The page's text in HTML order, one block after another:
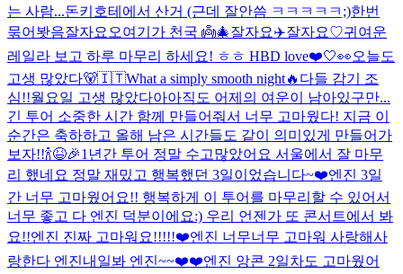
는 사람...돈키호테에서 산거 (근데 잘안씀 ㅋㅋㅋㅋㅋ;)한번
묶어봣음잘자요오여기가 천국 👼🎄잘자요✈️잘자요♡귀여운
레일라 보고 하루 마무리 하세요! ㅎㅎ HBD love❤️🤍👀오늘도
고생 많았다🐻🇮🇹What a simply smooth night🔥 다들 감기 조
심!!월요일 고생 많았다아아직도 어제의 여운이 남아있구만...
긴 투어 소중한 시간 함께 만들어줘서 너무 고마웠다! 지금 이
순간은 축하하고 올해 남은 시간들도 같이 의미있게 만들어가
보자!!🍾😆🎉1년간 투어 정말 수고많았어요 서울에서 잘 마무
리 했네요 정말 재밌고 행복했던 3일이었습니다~❤️엔진 3일
간 너무 고마웠어요!! 행복하게 이 투어를 마무리할 수 있어서
너무 좋고 다 엔진 덕분이에요:) 우리 언젠가 또 콘서트에서 봐
요!!엔진 진짜 고마워요!!!!!❤️엔진 너무너무 고마워 사랑해사
랑한다 엔진내일봐 엔진~~❤️❤️엔진 앙콘 2일차도 고마웠어